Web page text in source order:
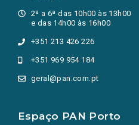
2ª a 6ª das 10h00 às 13h00
e das 14h00 às 16h00
+351 213 426 226
+351 969 954 184
geral@pan.com.pt
Espaço PAN Porto